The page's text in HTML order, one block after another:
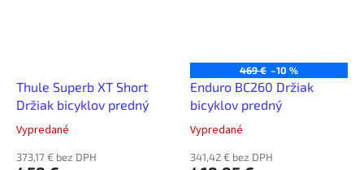
Thule Superb XT Short
Držiak bicyklov predný
Vypredané
373,17 € bez DPH
469 € –10 %
Enduro BC260 Držiak
bicyklov predný
Vypredané
341,42 € bez DPH